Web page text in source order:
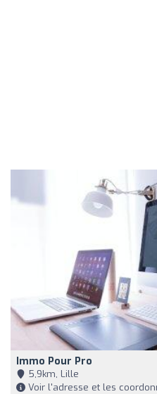
Immo Pour Pro
5,9km, Lille
Voir l'adresse et les